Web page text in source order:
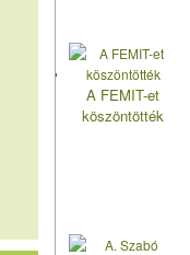
A FEMIT-et
köszöntötték